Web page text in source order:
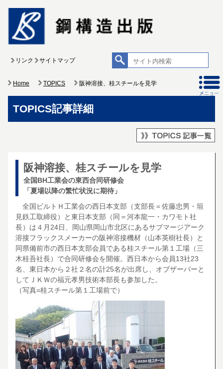
リンク サイトマップ
Home TOPICS 阪神溶接、桂スチールを見学
TOPICS記事詳細
阪神溶接、桂スチールを見学
全国BH工業会の東西合同研修会
「夏場以降の繁忙状況に期待」
全国ビルトＨ工業会の西日本支部（支部長＝佐藤忠男・垣
見鉄工取締役）と東日本支部（同＝河本龍一・カワモト社
長）は４月24日、岡山県岡山市北区にあるサブマージアーク
溶接フラックスメーカーの阪神溶接機材（山本英樹社長）と
同県備前市の西日本支部会員である桂スチール第１工場（三
木桂吾社長）で合同研修会を開催。西日本から会員13社23
名、東日本から２社２名の計25名が出席し、オブザーバーと
してＪＫＷの福元孝男技術本部長も参加した。
（写真=桂スチール第１工場前で）